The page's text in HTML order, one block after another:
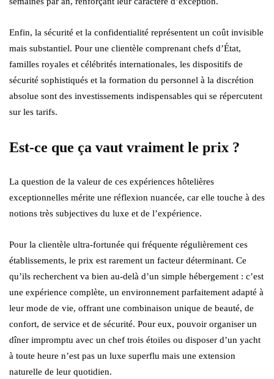
Enfin, la sécurité et la confidentialité représentent un coût invisible
mais substantiel. Pour une clientèle comprenant chefs d’État,
familles royales et célébrités internationales, les dispositifs de
sécurité sophistiqués et la formation du personnel à la discrétion
absolue sont des investissements indispensables qui se répercutent
sur les tarifs.
Est-ce que ça vaut vraiment le prix ?
La question de la valeur de ces expériences hôtelières
exceptionnelles mérite une réflexion nuancée, car elle touche à des
notions très subjectives du luxe et de l’expérience.
Pour la clientèle ultra-fortunée qui fréquente régulièrement ces
établissements, le prix est rarement un facteur déterminant. Ce
qu’ils recherchent va bien au-delà d’un simple hébergement : c’est
une expérience complète, un environnement parfaitement adapté à
leur mode de vie, offrant une combinaison unique de beauté, de
confort, de service et de sécurité. Pour eux, pouvoir organiser un
dîner impromptu avec un chef trois étoiles ou disposer d’un yacht
à toute heure n’est pas un luxe superflu mais une extension
naturelle de leur quotidien.